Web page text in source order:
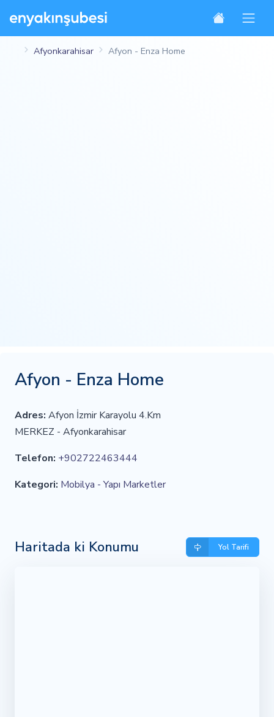
Afyonkarahisar Afyon - Enza Home
Afyon - Enza Home
Adres: Afyon İzmir Karayolu 4.Km
MERKEZ - Afyonkarahisar
Telefon: +902722463444
Kategori: Mobilya - Yapı Marketler
Haritada ki Konumu Yol Tarifi